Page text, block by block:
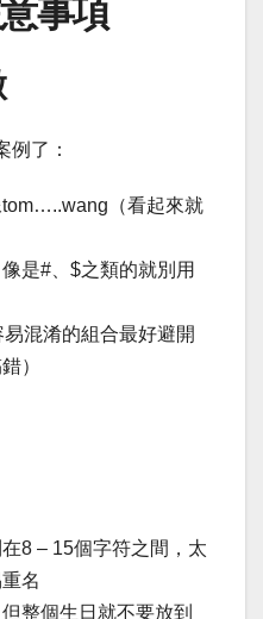
事項
例了：
（看起來就
是#、$之類的就別用
混淆的組合最好避開
）
8 – 15個字符之間，太
名
整個生日就不要放到